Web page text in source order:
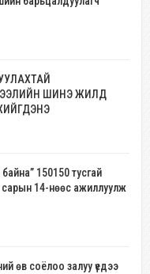
ШИНЭ ЖИЛД
150150 тусгай
14-нөөс ажиллуулж
өв соёлоо залуу үедээ